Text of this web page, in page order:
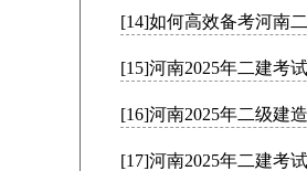
[14]如何高效备考河南
[15]河南2025年二建考
[16]河南2025年二级建
[17]河南2025年二建考